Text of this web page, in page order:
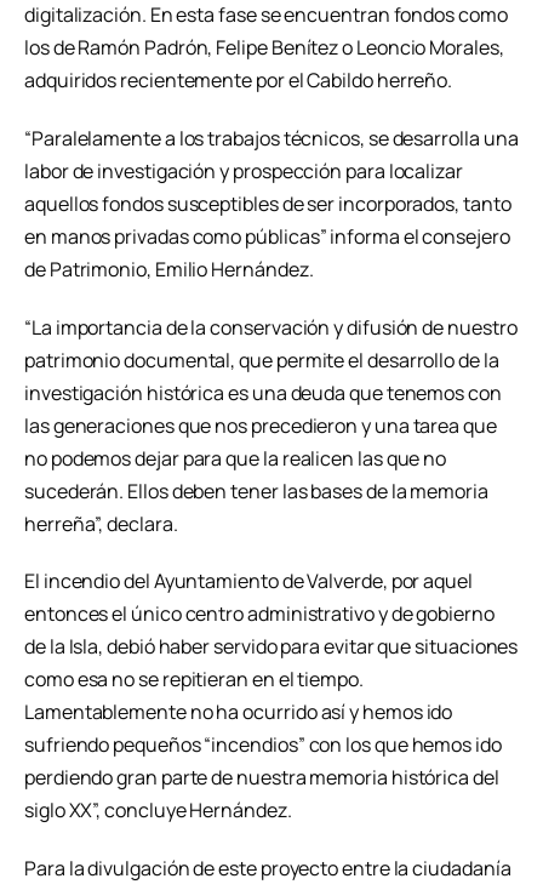
digitalización. En esta fase se encuentran fondos como
los de Ramón Padrón, Felipe Benítez o Leoncio Morales,
adquiridos recientemente por el Cabildo herreño.
“Paralelamente a los trabajos técnicos, se desarrolla una
labor de investigación y prospección para localizar
aquellos fondos susceptibles de ser incorporados, tanto
en manos privadas como públicas” informa el consejero
de Patrimonio, Emilio Hernández.
“La importancia de la conservación y difusión de nuestro
patrimonio documental, que permite el desarrollo de la
investigación histórica es una deuda que tenemos con
las generaciones que nos precedieron y una tarea que
no podemos dejar para que la realicen las que no
sucederán. Ellos deben tener las bases de la memoria
herreña”, declara.
El incendio del Ayuntamiento de Valverde, por aquel
entonces el único centro administrativo y de gobierno
de la Isla, debió haber servido para evitar que situaciones
como esa no se repitieran en el tiempo.
Lamentablemente no ha ocurrido así y hemos ido
sufriendo pequeños “incendios” con los que hemos ido
perdiendo gran parte de nuestra memoria histórica del
siglo XX”, concluye Hernández.
Para la divulgación de este proyecto entre la ciudadanía